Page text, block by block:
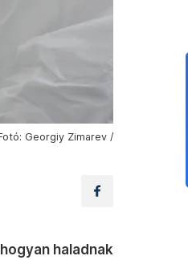
Georgiy Zimarev /
haladnak